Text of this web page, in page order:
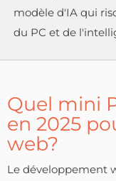
modèle d'IA qui
du PC et de
Quel mini
en 2025
web?
Le développement